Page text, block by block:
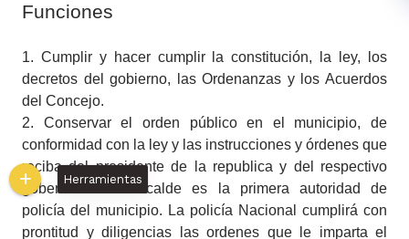
Funciones
1. Cumplir y hacer cumplir la constitución, la ley, los
decretos del gobierno, las Ordenanzas y los Acuerdos
del Concejo.
2. Conservar el orden público en el municipio, de
conformidad con la ley y las instrucciones y órdenes que
reciba del presidente de la republica y del respectivo
gobernador: El alcalde es la primera autoridad de
policía del municipio. La policía Nacional cumplirá con
prontitud y diligencias las ordenes que le imparta el
Herramientas